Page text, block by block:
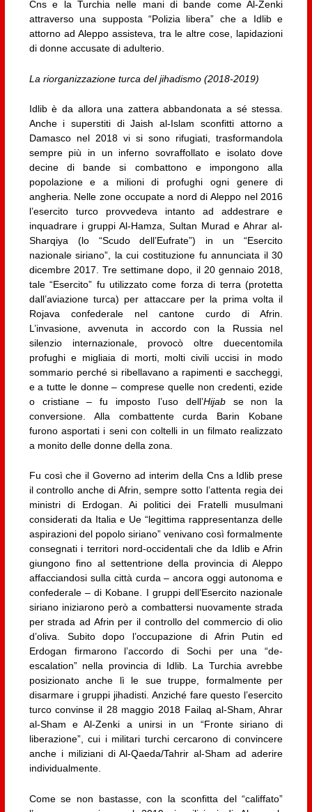
Cns e la Turchia nelle mani di bande come Al-Zenki
attraverso una supposta “Polizia libera” che a Idlib e
attorno ad Aleppo assisteva, tra le altre cose, lapidazioni
di donne accusate di adulterio.
La riorganizzazione turca del jihadismo (2018-2019)
Idlib è da allora una zattera abbandonata a sé stessa.
Anche i superstiti di Jaish al-Islam sconfitti attorno a
Damasco nel 2018 vi si sono rifugiati, trasformandola
sempre più in un inferno sovraffollato e isolato dove
decine di bande si combattono e impongono alla
popolazione e a milioni di profughi ogni genere di
angheria. Nelle zone occupate a nord di Aleppo nel 2016
l’esercito turco provvedeva intanto ad addestrare e
inquadrare i gruppi Al-Hamza, Sultan Murad e Ahrar al-
Sharqiya (lo “Scudo dell’Eufrate”) in un “Esercito
nazionale siriano”, la cui costituzione fu annunciata il 30
dicembre 2017. Tre settimane dopo, il 20 gennaio 2018,
tale “Esercito” fu utilizzato come forza di terra (protetta
dall’aviazione turca) per attaccare per la prima volta il
Rojava confederale nel cantone curdo di Afrin.
L’invasione, avvenuta in accordo con la Russia nel
silenzio internazionale, provocò oltre duecentomila
profughi e migliaia di morti, molti civili uccisi in modo
sommario perché si ribellavano a rapimenti e saccheggi,
e a tutte le donne – comprese quelle non credenti, ezide
o cristiane – fu imposto l’uso dell’Hijabse non la
conversione. Alla combattente curda Barin Kobane
furono asportati i seni con coltelli in un filmato realizzato
a monito delle donne della zona.
Fu così che il Governo ad interim della Cns a Idlib prese
il controllo anche di Afrin, sempre sotto l’attenta regia dei
ministri di Erdogan. Ai politici dei Fratelli musulmani
considerati da Italia e Ue “legittima rappresentanza delle
aspirazioni del popolo siriano” venivano così formalmente
consegnati i territori nord-occidentali che da Idlib e Afrin
giungono fino al settentrione della provincia di Aleppo
affacciandosi sulla città curda – ancora oggi autonoma e
confederale – di Kobane. I gruppi dell’Esercito nazionale
siriano iniziarono però a combattersi nuovamente strada
per strada ad Afrin per il controllo del commercio di olio
d’oliva. Subito dopo l’occupazione di Afrin Putin ed
Erdogan firmarono l’accordo di Sochi per una “de-
escalation” nella provincia di Idlib. La Turchia avrebbe
posizionato anche lì le sue truppe, formalmente per
disarmare i gruppi jihadisti. Anziché fare questo l’esercito
turco convinse il 28 maggio 2018 Failaq al-Sham, Ahrar
al-Sham e Al-Zenki a unirsi in un “Fronte siriano di
liberazione”, cui i militari turchi cercarono di convincere
anche i miliziani di Al-Qaeda/Tahrir al-Sham ad aderire
individualmente.
Come se non bastasse, con la sconfitta del “califfato”